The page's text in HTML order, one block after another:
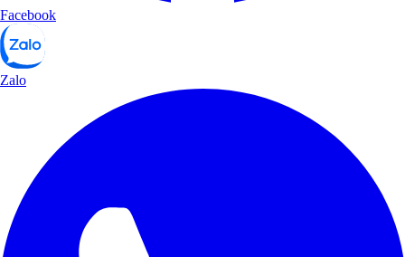
Facebook
Zalo